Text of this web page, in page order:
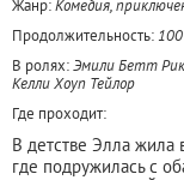
Жанр:Комедия,
Продолжительность:
В ролях:Эмили Бетт
Келли Хоуп Тейлор
Где проходит:
В детстве Элла жила
где подружилась с